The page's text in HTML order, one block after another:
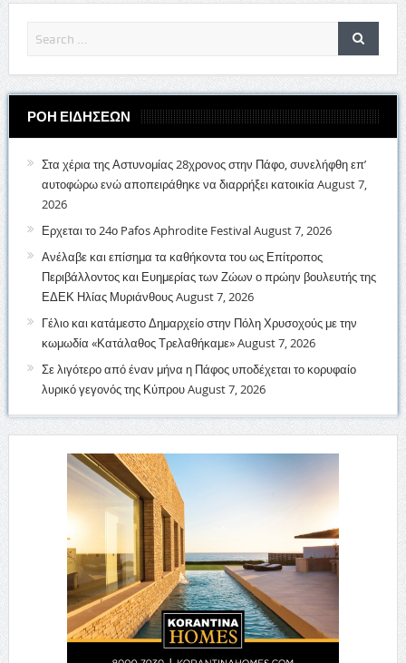
ΡΟΗ ΕΙΔΗΣΕΩΝ
Στα χέρια της Αστυνομίας 28χρονος στην Πάφο, συνελήφθη επ’
αυτοφώρω ενώ αποπειράθηκε να διαρρήξει κατοικία August 7,
2026
Ερχεται το 24ο Pafos Aphrodite FestivalAugust 7, 2026
Ανέλαβε και επίσημα τα καθήκοντα του ως Επίτροπος
Περιβάλλοντος και Ευημερίας των Ζώων ο πρώην βουλευτής της
ΕΔΕΚ Ηλίας ΜυριάνθουςAugust 7, 2026
Γέλιο και κατάμεστο Δημαρχείο στην Πόλη Χρυσοχούς με την
κωμωδία «Κατάλαθος Τρελαθήκαμε»August 7, 2026
Σε λιγότερο από έναν μήνα η Πάφος υποδέχεται το κορυφαίο
λυρικό γεγονός της ΚύπρουAugust 7, 2026